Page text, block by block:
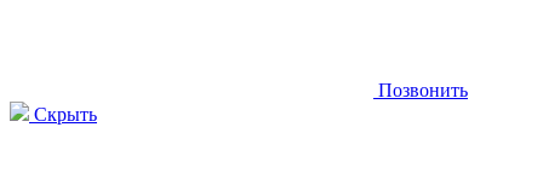
Позвонить
Скрыть